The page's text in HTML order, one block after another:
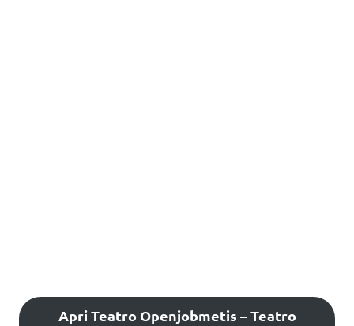
Apri Teatro Openjobmetis – Teatro